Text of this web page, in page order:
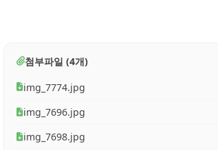
첨부파일 (4개)
img_7774.jpg
img_7696.jpg
img_7698.jpg